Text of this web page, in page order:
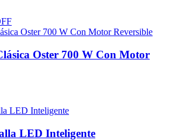
Oster 700 W Con Motor
LED Inteligente